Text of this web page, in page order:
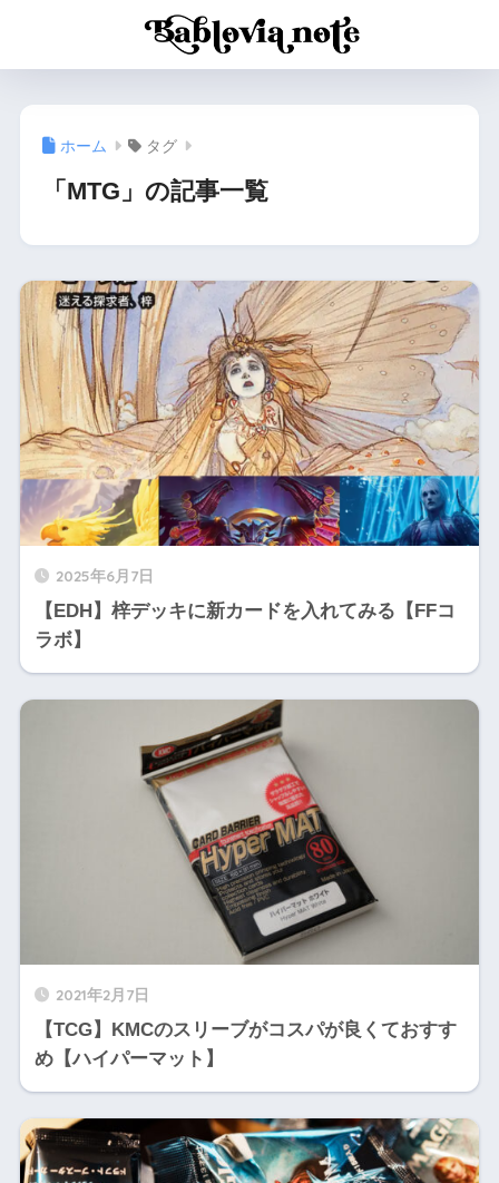
ホーム タグ
「MTG」の記事一覧
2025年6月7日
【EDH】梓デッキに新カードを入れてみる【FFコ
ラボ】
2021年2月7日
【TCG】KMCのスリーブがコスパが良くておすす
め【ハイパーマット】